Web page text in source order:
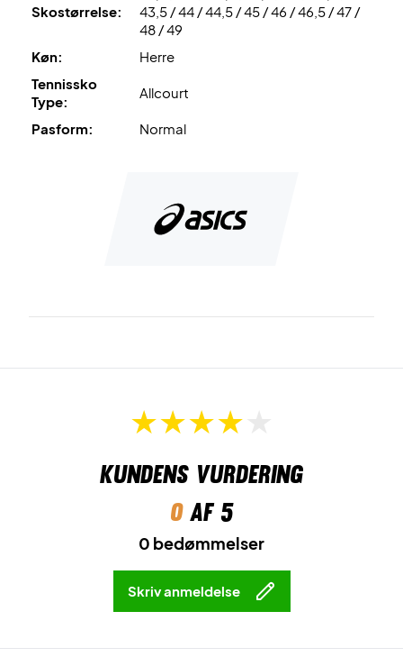
materiale, som giver optimalt greb på forskellige
MONO-SOCK
for at give en tæt og støttende pasform.
Vær kampklar – bestil dine Asics Court FF 3 Novak i dag!
Skostørrelse:
43,5 / 44 / 44,5 / 45 / 46 / 46,5 / 47 /
48 / 49
Køn:
Herre
Tennissko
Type:
Allcourt
Pasform: Normal
Kundens vurdering
0af 5
0 bedømmelser
Skriv anmeldelse